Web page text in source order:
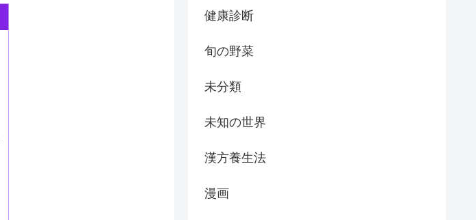
健康診断
旬の野菜
未分類
未知の世界
漢方養生法
漫画